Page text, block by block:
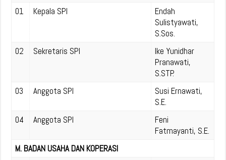
01
Kepala SPI
Endah
Sulistyawati,
S.Sos.
02
Sekretaris SPI
Ike Yunidhar
Pranawati,
S.STP.
03
Anggota SPI
Susi Ernawati,
S.E.
04
Anggota SPI
Feni
Fatmayanti, S.E.
M. BADAN USAHA DAN KOPERASI